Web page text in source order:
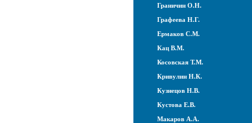
Граничин О.Н.
Графеева Н.Г.
Ермаков С.М.
Кац В.М.
Косовская Т.М.
Кривулин Н.К.
Кузнецов Н.В.
Кустова Е.В.
Макаров А.А.